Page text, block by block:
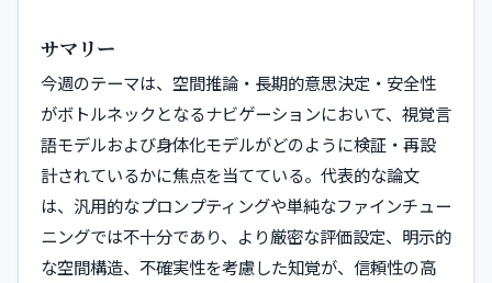
サマリー
今週のテーマは、空間推論・長期的意思決定・安全性
がボトルネックとなるナビゲーションにおいて、視覚言
語モデルおよび身体化モデルがどのように検証・再設
計されているかに焦点を当てている。代表的な論文
は、汎用的なプロンプティングや単純なファインチュー
ニングでは不十分であり、より厳密な評価設定、明示的
な空間構造、不確実性を考慮した知覚が、信頼性の高